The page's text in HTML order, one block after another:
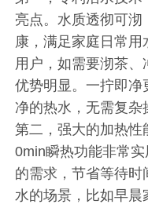
亮点。水质透彻可
康，满足家庭日常
用户，如需要沏茶
优势明显。一拧即
净的热水，无需复杂
第二，强大的加热性
0min瞬热功能非常
的需求，节省等待
水的场景，比如早晨